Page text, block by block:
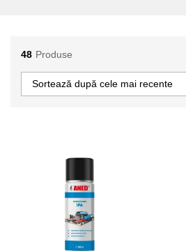
48 Produse
Sortează după cele mai recente